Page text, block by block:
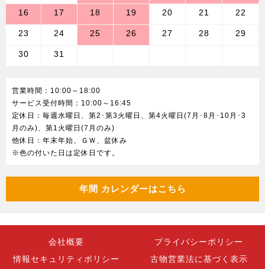
16 17 18 19 20 21 22
23 24 25 26 27 28 29
30 31
営業時間：10:00～18:00
サービス受付時間：10:00～16:45
定休日：毎週水曜日、第2･第3火曜日、第4火曜日(7月･8月･10月･3
月のみ)、第1火曜日(7月のみ)
他休日：年末年始、ＧＷ、盆休み
※色の付いた日は定休日です。
年間 カレンダーはこちら
会社概要
プライバシーポリシー
情報セキュリティポリシー
古物営業法に基づく表示